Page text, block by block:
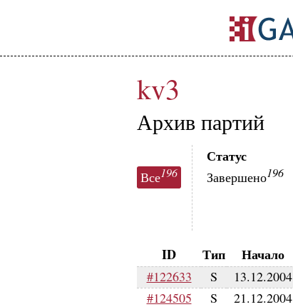
kv3
Архив партий
Все196
Статус
Завершено196
ID Тип Начало
#122633 S 13.12.2004
#124505
S 21.12.2004